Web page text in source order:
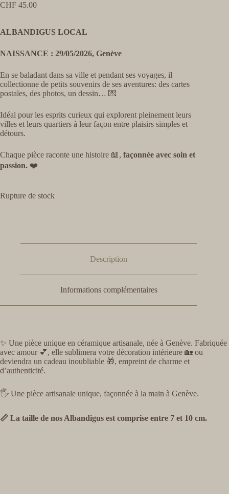
CHF 45.00
ALBANDIGUS LOCAL
NAISSANCE : 29/05/2026, Genève
En se baladant dans sa ville et pendant ses voyages, il
collectionne de petits souvenirs de ses aventures: des cartes
postales, des photos, un dessin… 💌
Idéal pour les esprits curieux qui explorent pleinement leurs
villes et leurs quartiers à leur façon entre plaisirs simples et
détours.
Chaque pièce raconte une histoire 📖, façonnée avec soin et
passion. ❤️
Rupture de stock
Description
Informations complémentaires
✨ Une pièce unique en céramique artisanale, née à Genève. Fabriquée
avec amour 💕, elle sublimera votre décoration intérieure 🏡 ou
deviendra un cadeau inoubliable 🎁, empreint de charme et
d’authenticité.
🖐️ Une pièce artisanale unique, façonnée à la main à Genève.
📏 La taille de nos Albandigus est comprise entre 7 et 10 cm.